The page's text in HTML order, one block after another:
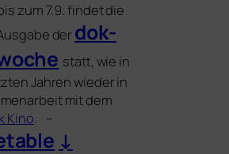
zum 7.9. fin­det die
der dok­
statt, wie in
Jahren wie­der in
mit dem
Kino. –
↓